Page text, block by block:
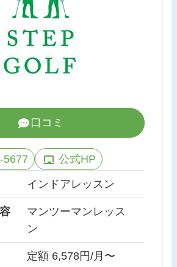
口コミ
5677 公式HP
インドアレッスン
マンツーマンレッス
ン
定額 6,578円/月〜